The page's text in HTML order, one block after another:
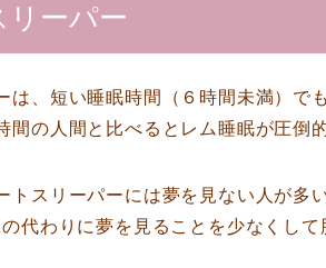
リーパー
は、短い睡眠時間（６時間未満）で
間の人間と比べるとレム睡眠が圧倒
トスリーパーには夢を見ない人が多
代わりに夢を見ることを少なくし